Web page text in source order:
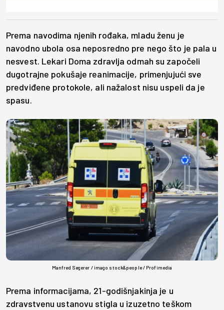
Prema navodima njenih rođaka, mladu ženu je
navodno ubola osa neposredno pre nego što je pala u
nesvest. Lekari Doma zdravlja odmah su započeli
dugotrajne pokušaje reanimacije, primenjujući sve
predviđene protokole, ali nažalost nisu uspeli da je
spasu.
Manfred Segerer / imago stock&people / Profimedia
Prema informacijama, 21-godišnjakinja je u
zdravstvenu ustanovu stigla u izuzetno teškom